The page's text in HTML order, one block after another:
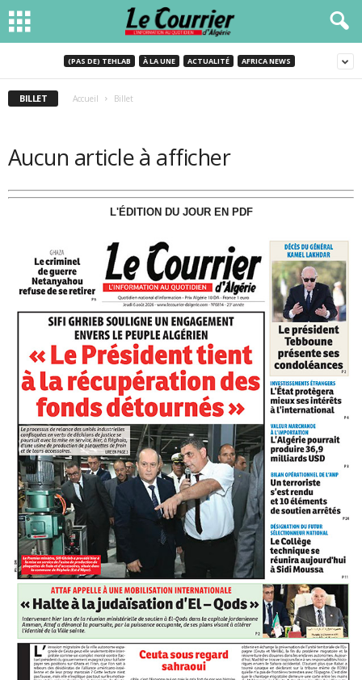
(PAS DE) TEHLAB À LA UNE ACTUALITÉ AFRICA NEWS
BILLET Accueil Billet
Aucun article à afficher
L'ÉDITION DU JOUR EN PDF